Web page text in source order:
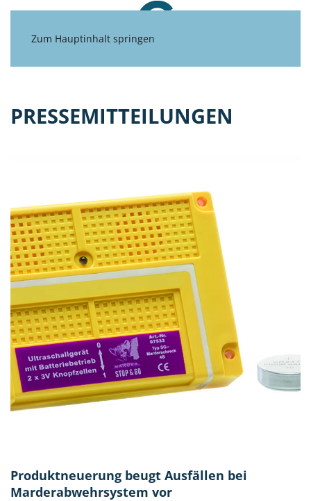
Zum Hauptinhalt springen
PRESSEMITTEILUNGEN
Produktneuerung beugt Ausfällen bei
Marderabwehrsystem vor